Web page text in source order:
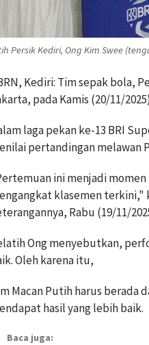
Persik Kediri, Ong Kim Swee
Kediri: Tim sepak bola,
pada Kamis (20/11/
laga pekan ke-13 BRI
pertandingan melawan
ini menjadi
klasemen terkini,"
Rabu (19/11/
Ong menyebutkan,
Oleh karena itu,
Macan Putih harus berada
hasil yang lebih baik.
Baca juga: